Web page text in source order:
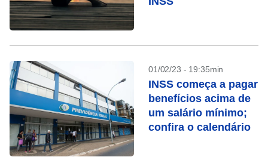
01/02/23 - 19:35min
INSS começa a pagar
benefícios acima de
um salário mínimo;
confira o calendário